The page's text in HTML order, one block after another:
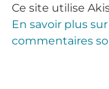
Ce site utilise
En savoir plus
commentaires